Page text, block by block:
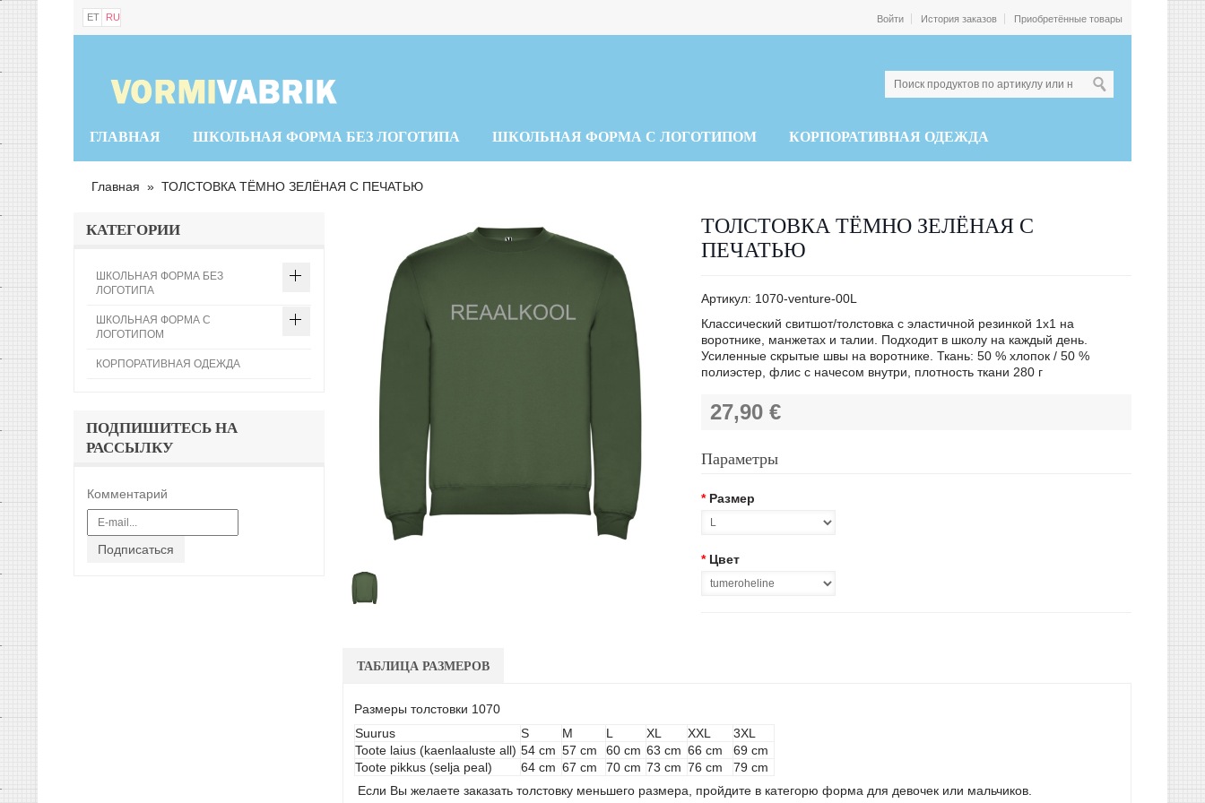
ET RU Войти История заказов Приобретённые товары
ГЛАВНАЯ ШКОЛЬНАЯ ФОРМА БЕЗ ЛОГОТИПА ШКОЛЬНАЯ ФОРМА С ЛОГОТИПОМ КОРПОРАТИВНАЯ ОДЕЖДА
Главная » ТОЛСТОВКА ТЁМНО ЗЕЛЁНАЯ С ПЕЧАТЬЮ
ТОЛСТОВКА ТЁМНО ЗЕЛЁНАЯ С
ПЕЧАТЬЮ
Артикул: 1070-venture-00L
Классический свитшот/толстовка с эластичной резинкой 1x1 на
воротнике, манжетах и талии. Подходит в школу на каждый день.
Усиленные скрытые швы на воротнике. Ткань: 50 % хлопок / 50 %
полиэстер, флис с начесом внутри, плотность ткани 280 г
27,90 €
Параметры
* Размер
* Цвет
ТАБЛИЦА РАЗМЕРОВ
Размеры толстовки 1070
Suurus
S M L XL XXL 3XL
Toote laius (kaenlaaluste all) 54 cm 57 cm 60 cm 63 cm 66 cm
69 cm
Toote pikkus (selja peal)
64 cm 67 cm 70 cm 73 cm 76 cm
79 cm
Если Вы желаете заказать толстовку меньшего размера, пройдите в категорю форма для девочек или мальчиков.
КАТЕГОРИИ
ШКОЛЬНАЯ ФОРМА БЕЗ
ЛОГОТИПА
ШКОЛЬНАЯ ФОРМА С
ЛОГОТИПОМ
КОРПОРАТИВНАЯ ОДЕЖДА
ПОДПИШИТЕСЬ НА
РАССЫЛКУ
Комментарий
Подписаться